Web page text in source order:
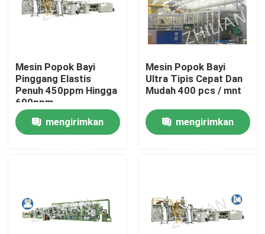
Produk
Mesin Popok Bayi
Tarik Mesin Popok
Mesin Popok Bayi
Pinggang Elastis
Penuh 450ppm Hingga
600ppm
mengirimkan
Mesin Popok Bayi
Ultra Tipis Cepat Dan
Mudah 400 pcs / mnt
mengirimkan